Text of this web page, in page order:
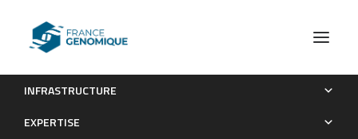
INFRASTRUCTURE
EXPERTISE
Convergent gene expression in endometrial epithelial cells